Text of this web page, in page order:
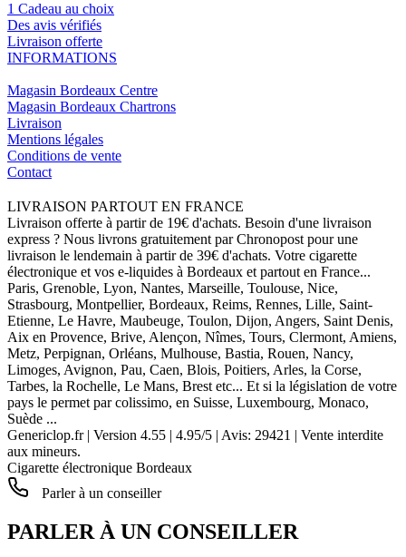
1 Cadeau au choix
Des avis vérifiés
Livraison offerte
INFORMATIONS
Magasin Bordeaux Centre
Magasin Bordeaux Chartrons
Livraison
Mentions légales
Conditions de vente
Contact
LIVRAISON PARTOUT EN FRANCE
Livraison offerte à partir de 19€ d'achats. Besoin d'une livraison
express ? Nous livrons gratuitement par Chronopost pour une
livraison le lendemain à partir de 39€ d'achats. Votre cigarette
électronique et vos e-liquides à Bordeaux et partout en France...
Paris, Grenoble, Lyon, Nantes, Marseille, Toulouse, Nice,
Strasbourg, Montpellier, Bordeaux, Reims, Rennes, Lille, Saint-
Etienne, Le Havre, Maubeuge, Toulon, Dijon, Angers, Saint Denis,
Aix en Provence, Brive, Alençon, Nîmes, Tours, Clermont, Amiens,
Metz, Perpignan, Orléans, Mulhouse, Bastia, Rouen, Nancy,
Limoges, Avignon, Pau, Caen, Blois, Poitiers, Arles, la Corse,
Tarbes, la Rochelle, Le Mans, Brest etc... Et si la législation de votre
pays le permet par colissimo, en Suisse, Luxembourg, Monaco,
Suède ...
Genericlop.fr| Version 4.55 | 4.95/5 | Avis: 29421 | Vente interdite
aux mineurs.
Cigarette électronique Bordeaux
Parler à un conseiller
PARLER À UN CONSEILLER